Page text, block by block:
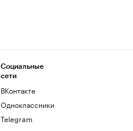
Социальные
сети
ВКонтакте
Одноклассники
Telegram